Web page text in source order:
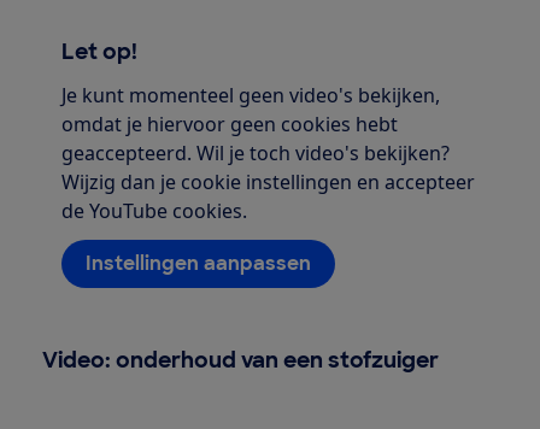
Let op!
Je kunt momenteel geen video's bekijken,
omdat je hiervoor geen cookies hebt
geaccepteerd. Wil je toch video's bekijken?
Wijzig dan je cookie instellingen en accepteer
de YouTube cookies.
Instellingen aanpassen
Video: onderhoud van een stofzuiger